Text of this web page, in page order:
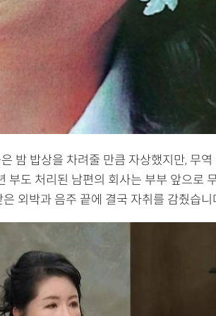
밤 밥상을 차려줄 만큼 자상했지만, 무
부도 처리된 남편의 회사는 부부 앞으로
외박과 음주 끝에 결국 자취를 감췄습니